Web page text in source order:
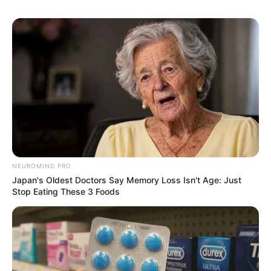
NEUROMIND PRO
Japan's Oldest Doctors Say Memory Loss Isn't Age: Just
Stop Eating These 3 Foods